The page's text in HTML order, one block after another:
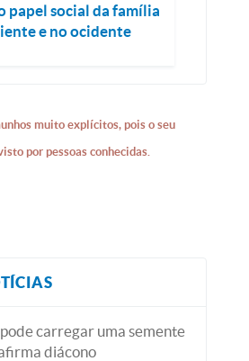
papel social da família
e no ocidente
muito explícitos, pois o seu
por pessoas conhecidas.
carregar uma semente
diácono